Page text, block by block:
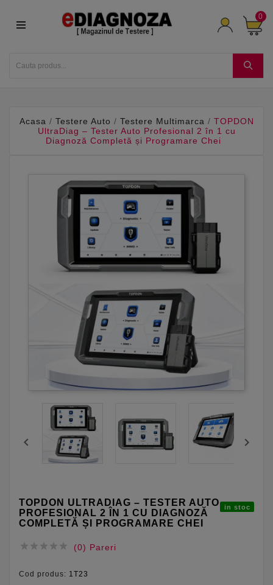
0
Acasa Testere Auto Testere Multimarca
TOPDON
UltraDiag – Tester Auto Profesional 2 în 1 cu
Diagnoză Completă și Programare Chei
 
TOPDON ULTRADIAG – TESTER AUTO
PROFESIONAL 2 ÎN 1 CU DIAGNOZĂ
COMPLETĂ ȘI PROGRAMARE CHEI
in stoc
     (0) Pareri
Cod produs: 1T23